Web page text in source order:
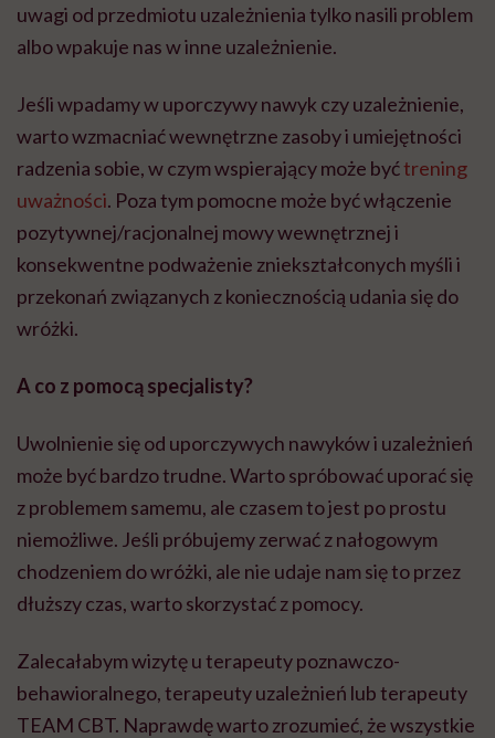
uwagi od przedmiotu uzależnienia tylko nasili problem
albo wpakuje nas w inne uzależnienie.
Jeśli wpadamy w uporczywy nawyk czy uzależnienie,
warto wzmacniać wewnętrzne zasoby i umiejętności
radzenia sobie, w czym wspierający może byćtrening
uważności. Poza tym pomocne może być włączenie
pozytywnej/racjonalnej mowy wewnętrznej i
konsekwentne podważenie zniekształconych myśli i
przekonań związanych z koniecznością udania się do
wróżki.
A co z pomocą specjalisty?
Uwolnienie się od uporczywych nawyków i uzależnień
może być bardzo trudne. Warto spróbować uporać się
z problemem samemu, ale czasem to jest po prostu
niemożliwe. Jeśli próbujemy zerwać z nałogowym
chodzeniem do wróżki, ale nie udaje nam się to przez
dłuższy czas, warto skorzystać z pomocy.
Zalecałabym wizytę u terapeuty poznawczo-
behawioralnego, terapeuty uzależnień lub terapeuty
TEAM CBT. Naprawdę warto zrozumieć, że wszystkie